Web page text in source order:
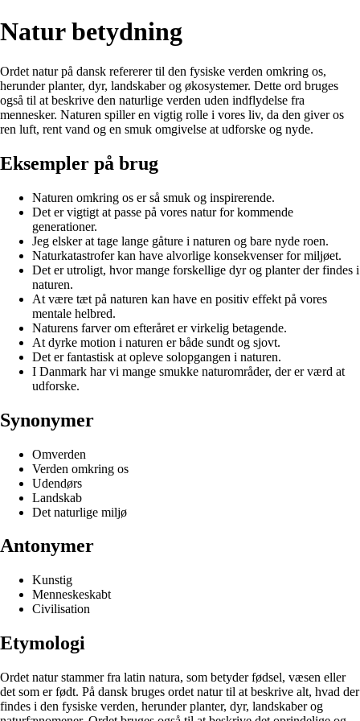
Natur betydning
Ordet natur på dansk refererer til den fysiske verden omkring os,
herunder planter, dyr, landskaber og økosystemer. Dette ord bruges
også til at beskrive den naturlige verden uden indflydelse fra
mennesker. Naturen spiller en vigtig rolle i vores liv, da den giver os
ren luft, rent vand og en smuk omgivelse at udforske og nyde.
Eksempler på brug
Naturen omkring os er så smuk og inspirerende.
Det er vigtigt at passe på vores natur for kommende
generationer.
Jeg elsker at tage lange gåture i naturen og bare nyde roen.
Naturkatastrofer kan have alvorlige konsekvenser for miljøet.
Det er utroligt, hvor mange forskellige dyr og planter der findes i
naturen.
At være tæt på naturen kan have en positiv effekt på vores
mentale helbred.
Naturens farver om efteråret er virkelig betagende.
At dyrke motion i naturen er både sundt og sjovt.
Det er fantastisk at opleve solopgangen i naturen.
I Danmark har vi mange smukke naturområder, der er værd at
udforske.
Synonymer
Omverden
Verden omkring os
Udendørs
Landskab
Det naturlige miljø
Antonymer
Kunstig
Menneskeskabt
Civilisation
Etymologi
Ordet natur stammer fra latin natura, som betyder fødsel, væsen eller
det som er født. På dansk bruges ordet natur til at beskrive alt, hvad der
findes i den fysiske verden, herunder planter, dyr, landskaber og